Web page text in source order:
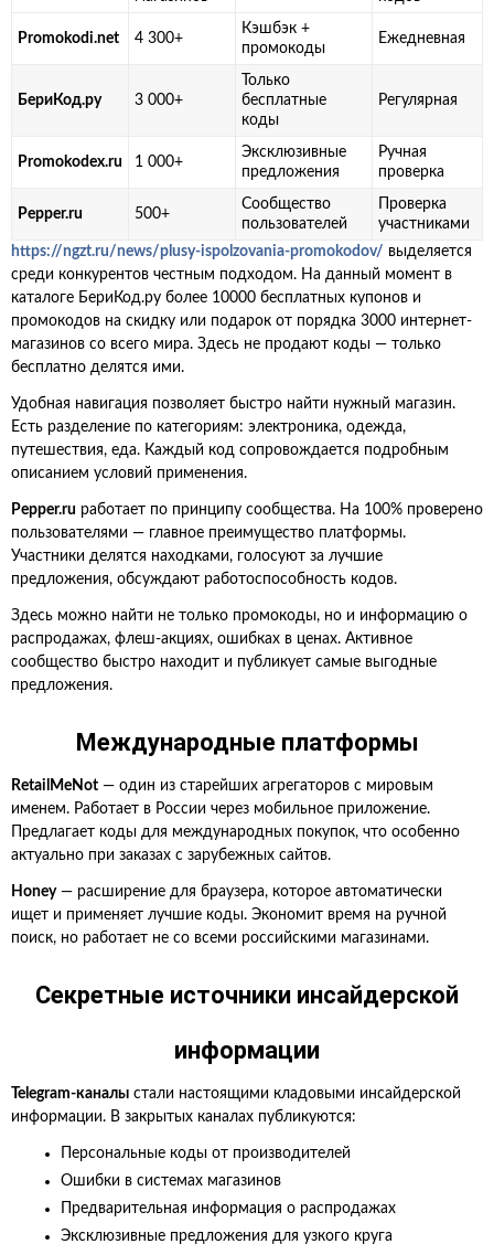
Promokodi.net 4 300+
Кэшбэк +
промокоды
Ежедневная
БериКод.ру 3 000+
Только
бесплатные
коды
Регулярная
Promokodex.ru 1 000+
Эксклюзивные
предложения
Ручная
проверка
Pepper.ru 500+
Сообщество
пользователей
Проверка
участниками
https://ngzt.ru/news/plusy-ispolzovania-promokodov/ выделяется
среди конкурентов честным подходом. На данный момент в
каталоге БериКод.ру более 10000 бесплатных купонов и
промокодов на скидку или подарок от порядка 3000 интернет-
магазинов со всего мира. Здесь не продают коды — только
бесплатно делятся ими.
Удобная навигация позволяет быстро найти нужный магазин.
Есть разделение по категориям: электроника, одежда,
путешествия, еда. Каждый код сопровождается подробным
описанием условий применения.
Pepper.ru работает по принципу сообщества. На 100% проверено
пользователями — главное преимущество платформы.
Участники делятся находками, голосуют за лучшие
предложения, обсуждают работоспособность кодов.
Здесь можно найти не только промокоды, но и информацию о
распродажах, флеш-акциях, ошибках в ценах. Активное
сообщество быстро находит и публикует самые выгодные
предложения.
Международные платформы
RetailMeNot — один из старейших агрегаторов с мировым
именем. Работает в России через мобильное приложение.
Предлагает коды для международных покупок, что особенно
актуально при заказах с зарубежных сайтов.
Honey— расширение для браузера, которое автоматически
ищет и применяет лучшие коды. Экономит время на ручной
поиск, но работает не со всеми российскими магазинами.
Секретные источники инсайдерской
информации
Telegram-каналы стали настоящими кладовыми инсайдерской
информации. В закрытых каналах публикуются:
Персональные коды от производителей
Ошибки в системах магазинов
Предварительная информация о распродажах
Эксклюзивные предложения для узкого круга